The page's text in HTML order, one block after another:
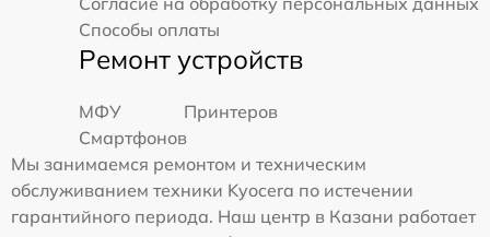
Способы оплаты
Ремонт устройств
МФУ
Принтеров
Смартфонов
Мы занимаемся ремонтом и техническим
обслуживанием техники Kyocera по истечении
гарантийного периода. Наш центр в Казани работает